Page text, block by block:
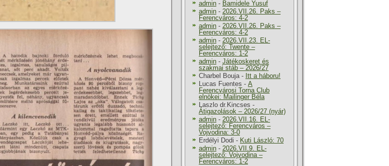
admin - Bamidele Yusuf
admin - 2026.VII.26. Paks –
Ferencváros: 4-2
admin - 2026.VII.26. Paks –
Ferencváros: 4-2
admin - 2026.VII.23. EL-
selejtező: Twente –
Ferencváros: 1-2
admin - Játékoskeret és
szakmai stáb – 2026/27
Charbel Bouja- Itt a háboru!
Lucas Fuentes - A
Ferencvárosi Torna Club
elnökei: Mailinger Béla
Laszlo dr.Kincses -
Átigazolások – 2026/27 (nyár)
admin - 2026.VII.16. EL-
selejtező: Ferencváros –
Vojvodina: 3-0
Erdélyi Dodi - Kuti László: 70
admin - 2026.VII.9. EL-
selejtező: Vojvodina –
Ferencváros: 1-2